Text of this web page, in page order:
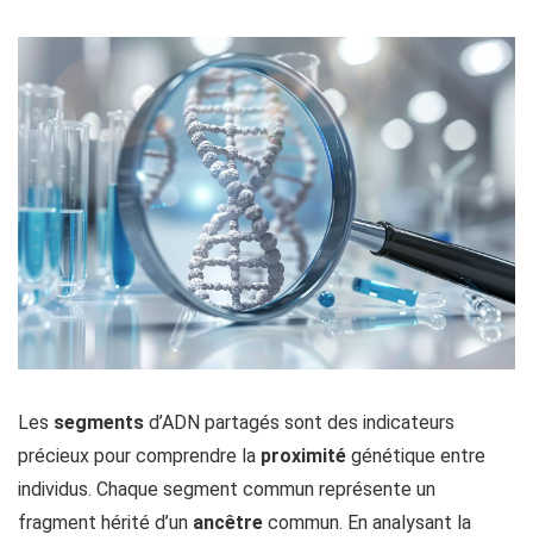
Les segments d’ADN partagés sont des indicateurs
précieux pour comprendre la proximité génétique entre
individus. Chaque segment commun représente un
fragment hérité d’un ancêtre commun. En analysant la